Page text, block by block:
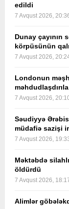
edildi
7 Avqust 2026,
Dunay çayının
körpüsünün
7 Avqust 2026,
Londonun
7 Avqust 2026,
Səudiyyə
müdafiə sazişi
7 Avqust 2026,
Məktəbdə
öldürdü
7 Avqust 2026,
Alimlər